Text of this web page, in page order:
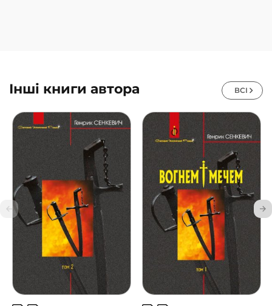
Інші книги автора ВСІ